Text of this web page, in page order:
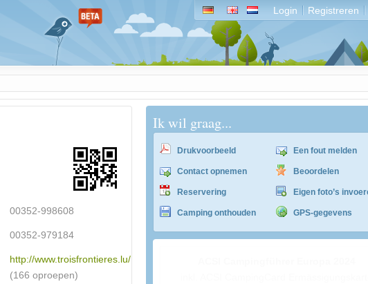
Login Registreren
00352-998608
00352-979184
http://www.troisfrontieres.lu/
(166 oproepen)
Ik wil graag...
Drukvoorbeeld
Contact opnemen
Reservering
Camping onthouden
Een fout melden
Beoordelen
Eigen foto’s
GPS-gegevens